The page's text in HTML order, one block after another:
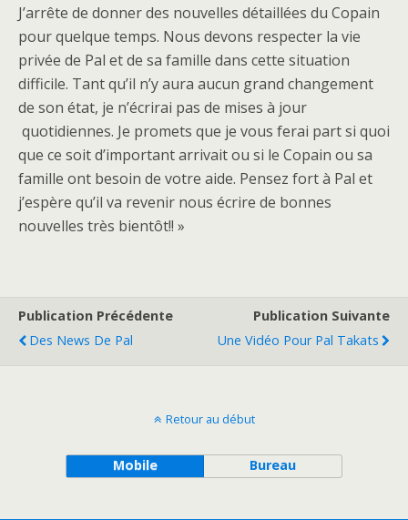
J’arrête de donner des nouvelles détaillées du Copain
pour quelque temps. Nous devons respecter la vie
privée de Pal et de sa famille dans cette situation
difficile. Tant qu’il n’y aura aucun grand changement
de son état, je n’écrirai pas de mises à jour
quotidiennes. Je promets que je vous ferai part si quoi
que ce soit d’important arrivait ou si le Copain ou sa
famille ont besoin de votre aide. Pensez fort à Pal et
j’espère qu’il va revenir nous écrire de bonnes
nouvelles très bientôt!! »
Publication Précédente
Des News De Pal
Publication Suivante
Une Vidéo Pour Pal Takats
Retour au début
Mobile Bureau